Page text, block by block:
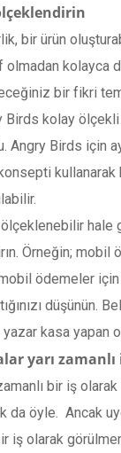
bir ürün
olmadan kolayca
bir fikri
Birds kolay
Angry Birds için
kullanarak
hale
Örneğin;
ödemeler
düşünün.
kasa yapan
yarı zamanlı
bir iş
da öyle. Ancak
iş olarak